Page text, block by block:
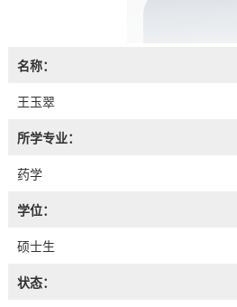
名称：
王玉翠
所学专业：
药学
学位：
硕士生
状态：